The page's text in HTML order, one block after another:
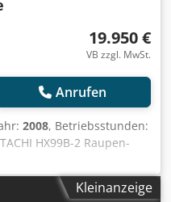
19.950 €
VB zzgl. MwSt.
Anrufen
2008, Betriebsstunden:
HX99B-2 Raupen-
NONMARKING, 2008,
Ein Video kann per
Wir haben einen ständigen
Kleinanzeige